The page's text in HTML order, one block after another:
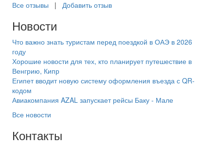
Все отзывы | Добавить отзыв
Новости
Что важно знать туристам перед поездкой в ОАЭ в 2026
году
Хорошие новости для тех, кто планирует путешествие в
Венгрию, Кипр
Египет вводит новую систему оформления въезда с QR-
кодом
Авиакомпания AZAL запускает рейсы Баку - Мале
Все новости
Контакты